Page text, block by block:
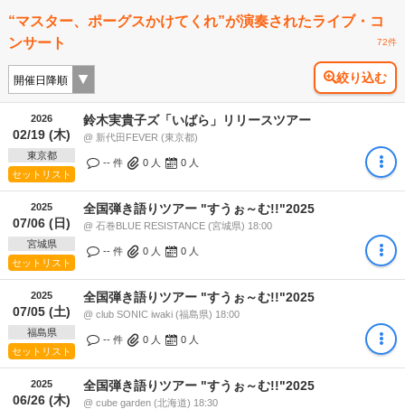
“マスター、ポーグスかけてくれ”が演奏されたライブ・コ
ンサート
72件
絞り込む
2026
02/19 (木)
東京都
セットリスト
鈴木実貴子ズ「いばら」リリースツアー
@ 新代田FEVER (東京都)
-- 件 0 人 0 人
2025
07/06 (日)
宮城県
セットリスト
全国弾き語りツアー "すうぉ～む!!"2025
@ 石巻BLUE RESISTANCE (宮城県) 18:00
-- 件 0 人 0 人
2025
07/05 (土)
福島県
セットリスト
全国弾き語りツアー "すうぉ～む!!"2025
@ club SONIC iwaki (福島県) 18:00
-- 件 0 人 0 人
2025
06/26 (木)
全国弾き語りツアー "すうぉ～む!!"2025
@ cube garden (北海道) 18:30